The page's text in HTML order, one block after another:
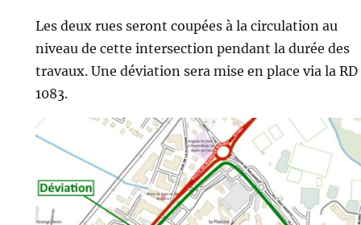
Les deux rues seront coupées à la circulation au
niveau de cette intersection pendant la durée des
travaux. Une déviation sera mise en place via la RD
1083.